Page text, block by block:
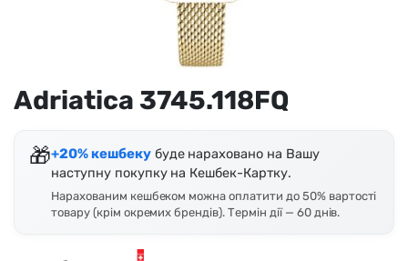
Adriatica 3745.118FQ
🎁+20% кешбекубуде нараховано на Вашу
наступну покупку на Кешбек-Картку.
Нарахованим кешбеком можна оплатити до 50% вартості
товару (крім окремих брендів). Термін дії — 60 днів.